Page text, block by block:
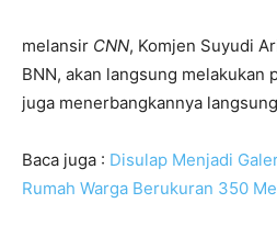
melansir CNN, Komjen Suyudi
BNN, akan langsung melakukan
juga menerbangkannya
Baca juga : Disulap Menjadi
Rumah Warga Berukuran 350